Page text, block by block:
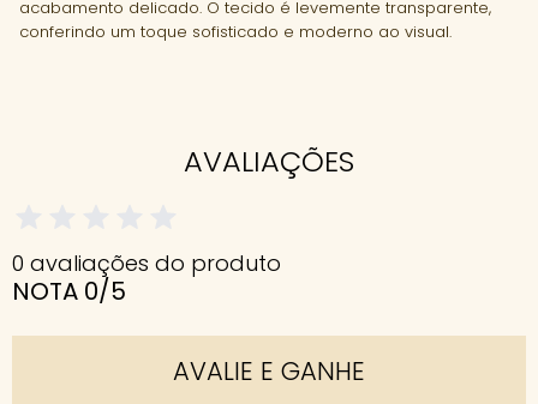
acabamento delicado. O tecido é levemente transparente,
conferindo um toque sofisticado e moderno ao visual.
AVALIAÇÕES
0 avaliações do produto
NOTA 0/5
AVALIE E GANHE